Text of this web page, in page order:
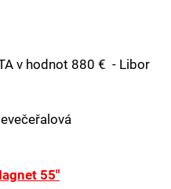
v hodnot 880 € - Libor
55"